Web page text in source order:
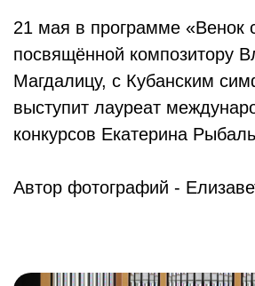
21 мая в программе «Венок
посвящённой композитору
Магдалицу, с Кубанским
выступит лауреат
конкурсов Екатерина
Автор фотографий -